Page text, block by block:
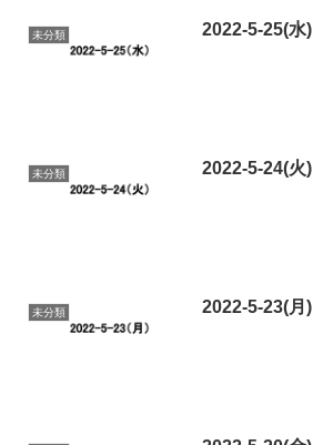
未分類 2022-5-25(水)
未分類 2022-5-24(火)
未分類 2022-5-23(月)